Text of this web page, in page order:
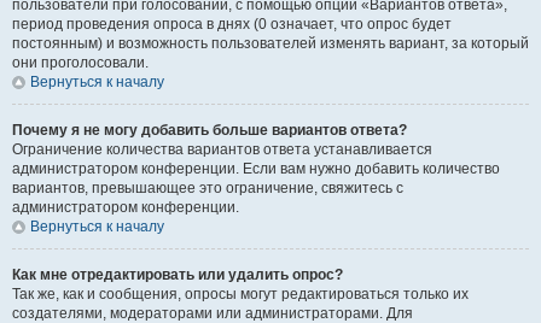
пользователи при голосовании, с помощью опции «Вариантов ответа»,
период проведения опроса в днях (0 означает, что опрос будет
постоянным) и возможность пользователей изменять вариант, за который
они проголосовали.
Вернуться к началу
Почему я не могу добавить больше вариантов ответа?
Ограничение количества вариантов ответа устанавливается
администратором конференции. Если вам нужно добавить количество
вариантов, превышающее это ограничение, свяжитесь с
администратором конференции.
Вернуться к началу
Как мне отредактировать или удалить опрос?
Так же, как и сообщения, опросы могут редактироваться только их
создателями, модераторами или администраторами. Для